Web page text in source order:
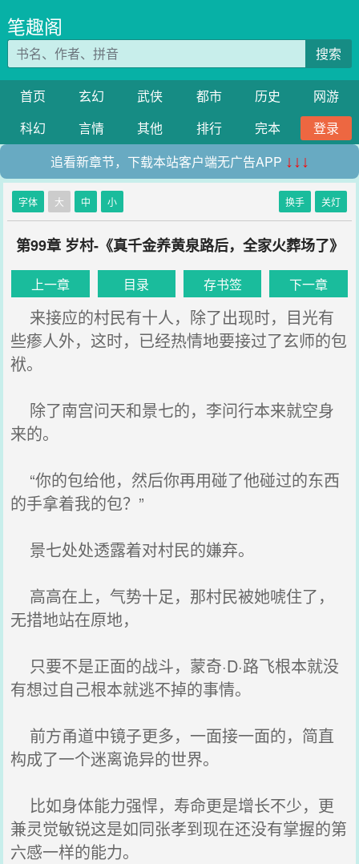
笔趣阁
搜索
首页 玄幻 武侠 都市 历史
网游
科幻
言情 其他 排行 完本
登录
追看新章节，下载本站客户端无广告APP ↓↓↓
字体 大 中 小 换手 关灯
第99章 岁村-《真千金养黄泉路后，全家火葬场了》
上一章 目录 存书签 下一章
来接应的村民有十人，除了出现时，目光有
些瘆人外，这时，已经热情地要接过了玄师的包
袱。
除了南宫问天和景七的，李问行本来就空身
来的。
“你的包给他，然后你再用碰了他碰过的东西
的手拿着我的包？”
景七处处透露着对村民的嫌弃。
高高在上，气势十足，那村民被她唬住了，
无措地站在原地，
只要不是正面的战斗，蒙奇·D·路飞根本就没
有想过自己根本就逃不掉的事情。
前方甬道中镜子更多，一面接一面的，简直
构成了一个迷离诡异的世界。
比如身体能力强悍，寿命更是增长不少，更
兼灵觉敏锐这是如同张孝到现在还没有掌握的第
六感一样的能力。